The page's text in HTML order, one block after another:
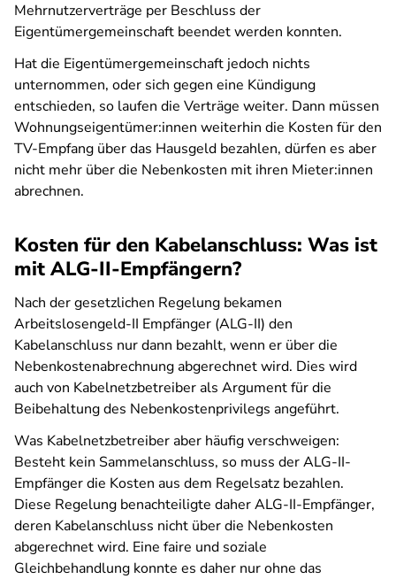
Mehrnutzerverträge per Beschluss der
Eigentümergemeinschaft beendet werden konnten.
Hat die Eigentümergemeinschaft jedoch nichts
unternommen, oder sich gegen eine Kündigung
entschieden, so laufen die Verträge weiter. Dann müssen
Wohnungseigentümer:innen weiterhin die Kosten für den
TV-Empfang über das Hausgeld bezahlen, dürfen es aber
nicht mehr über die Nebenkosten mit ihren Mieter:innen
abrechnen.
Kosten für den Kabelanschluss: Was ist
mit ALG-II-Empfängern?
Nach der gesetzlichen Regelung bekamen
Arbeitslosengeld-II Empfänger (ALG-II) den
Kabelanschluss nur dann bezahlt, wenn er über die
Nebenkostenabrechnung abgerechnet wird. Dies wird
auch von Kabelnetzbetreiber als Argument für die
Beibehaltung des Nebenkostenprivilegs angeführt.
Was Kabelnetzbetreiber aber häufig verschweigen:
Besteht kein Sammelanschluss, so muss der ALG-II-
Empfänger die Kosten aus dem Regelsatz bezahlen.
Diese Regelung benachteiligte daher ALG-II-Empfänger,
deren Kabelanschluss nicht über die Nebenkosten
abgerechnet wird. Eine faire und soziale
Gleichbehandlung konnte es daher nur ohne das